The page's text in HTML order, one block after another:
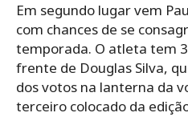
Em segundo lugar vem
com chances de se
temporada. O atleta tem
frente de Douglas Silva,
dos votos na lanterna da
terceiro colocado da